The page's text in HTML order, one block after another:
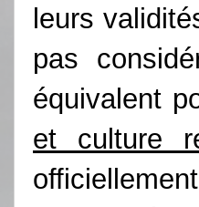
leurs
pas
équivalent
et culture